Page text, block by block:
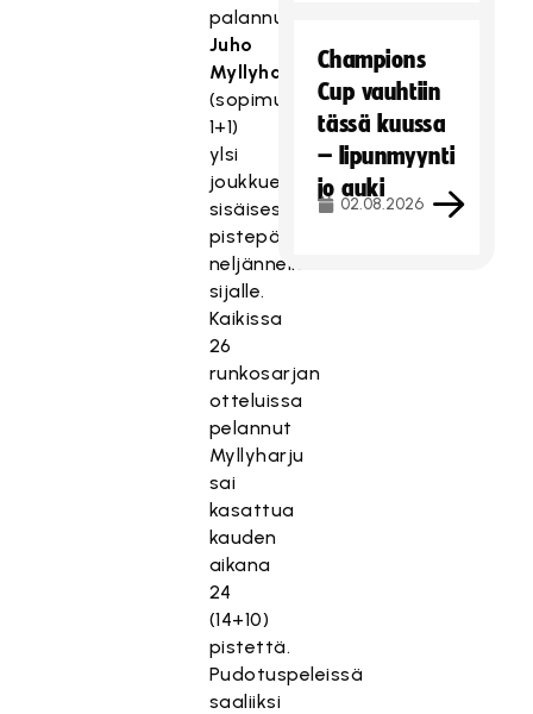
palannut
Juho
Myllyharju
(sopimus
1+1)
ylsi
joukkueen
sisäisessä
pistepörssissä
neljännelle
sijalle.
Kaikissa
26
runkosarjan
otteluissa
pelannut
Myllyharju
sai
kasattua
kauden
aikana
24
(14+10)
pistettä.
Pudotuspeleissä
saaliiksi
Champions
Cup vauhtiin
tässä kuussa
– lipunmyynti
jo auki
02.08.2026